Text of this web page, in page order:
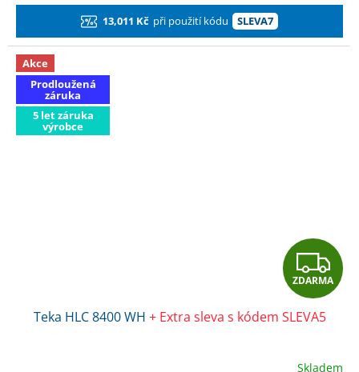
13,011 Kč při použití kódu SLEVA7
Akce
Prodloužená
záruka
5 let záruka
výrobce
Z
D
R
ZDARMA
Teka HLC 8400 WH + Extra sleva s kódem SLEVA5
Skladem